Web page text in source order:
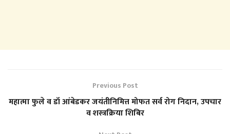
Previous Post
महात्मा फुले व डॉ आंबेडकर जयंतीनिमित्त मोफत सर्व रोग निदान, उपचार
व शस्त्रक्रिया शिबिर